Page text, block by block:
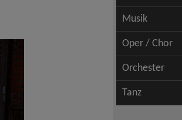
Musik
Oper / Chor
Orchester
Tanz